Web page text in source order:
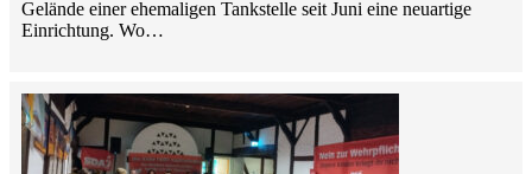
Gelände einer ehemaligen Tankstelle seit Juni eine neuartige
Einrichtung. Wo…